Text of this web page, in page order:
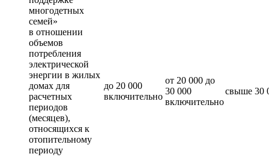
многодетных
семей»
в отношении
объемов
потребления
электрической
энергии в жилых
домах для
расчетных
периодов
(месяцев),
до 20 000
включительно
от 20 000 до
30 000
включительно
свыше 30
относящихся к
отопительному
периоду